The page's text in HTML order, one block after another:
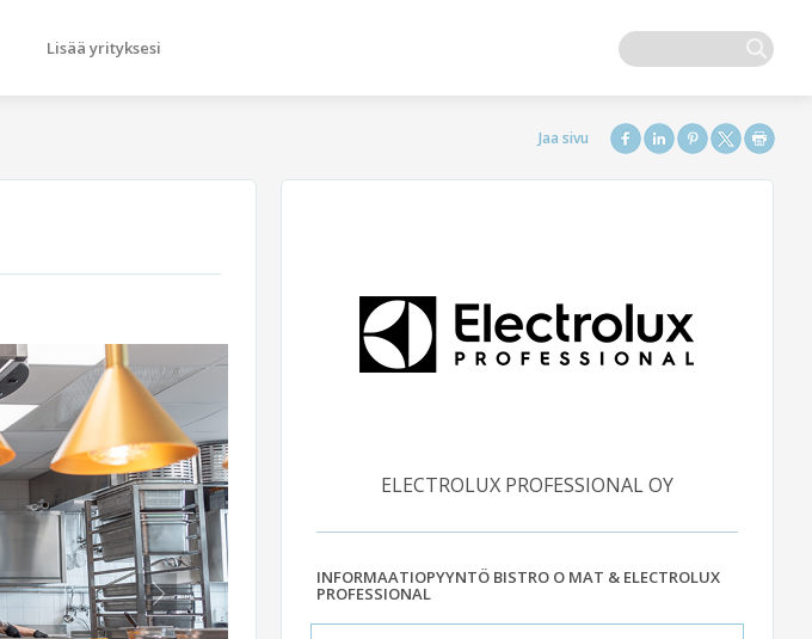
Lisää yrityksesi
Next
ELECTROLUX PROFESSIONAL OY
INFORMAATIOPYYNTÖ BISTRO O MAT & ELECTROLUX
PROFESSIONAL